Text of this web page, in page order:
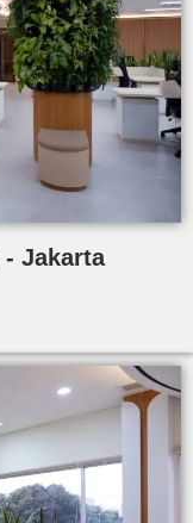
Jakarta